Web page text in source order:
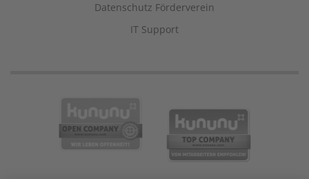
Datenschutz Förderverein
IT Support